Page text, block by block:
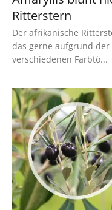
Ritterstern
Der afrikanische
das gerne aufgrund
verschiedenen Farbtö...